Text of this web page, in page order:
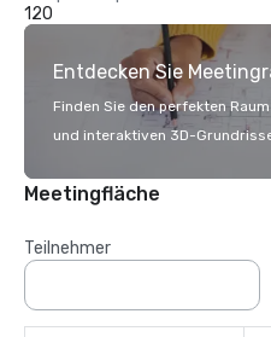
120
Entdecken Sie
Finden Sie den perfekten
und interaktiven 3D-
Meetingfläche
Teilnehmer